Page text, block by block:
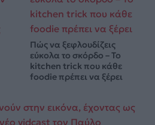
Πώς να ξεφλουδίζεις
εύκολα το σκόρδο – Το
kitchen trick που κάθε
foodie πρέπει να ξέρει